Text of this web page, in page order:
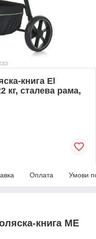
книга El
кг, сталева рама,
Оплата Умови
книга ME